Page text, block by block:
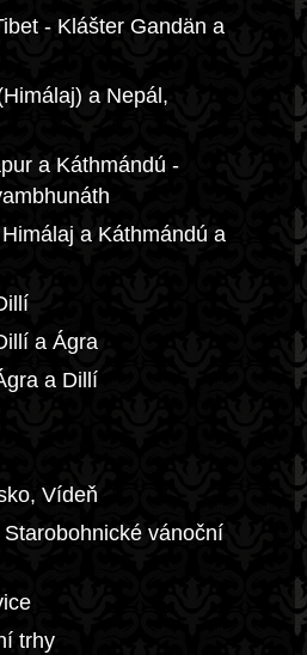
- Klášter Gandän a
a Nepál,
a Káthmándú -
a Káthmándú a
a Ágra
a Dillí
Vídeň
vánoční
trhy